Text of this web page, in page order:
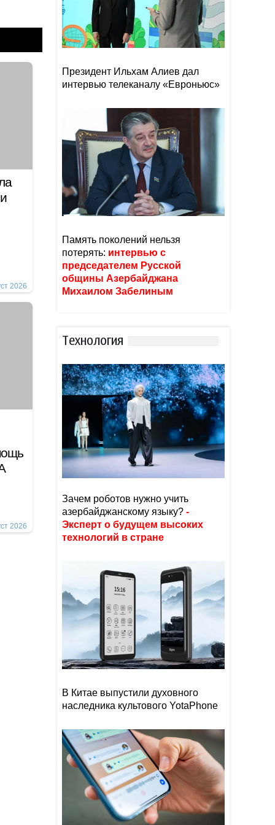
2026
2026
Президент Ильхам Алиев дал
интервью телеканалу «Евроньюс»
Память поколений нельзя
потерять: интервью с
председателем Русской
общины Азербайджана
Михаилом Забелиным
Тexнoлoгия
Зачем роботов нужно учить
азербайджанскому языку? -
Эксперт о будущем высоких
технологий в стране
В Китае выпустили духовного
наследника культового YotaPhone